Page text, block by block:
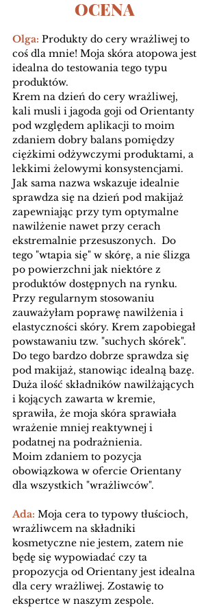
OCENA
Olga: Produkty do cery wrażliwej to
coś dla mnie! Moja skóra atopowa jest
idealna do testowania tego typu
produktów.
Krem na dzień do cery wrażliwej,
kali musli i jagoda goji od Orientanty
pod względem aplikacji to moim
zdaniem dobry balans pomiędzy
ciężkimi odżywczymi produktami, a
lekkimi żelowymi konsystencjami.
Jak sama nazwa wskazuje idealnie
sprawdza się na dzień pod makijaż
zapewniając przy tym optymalne
nawilżenie nawet przy cerach
ekstremalnie przesuszonych.  Do
tego "wtapia się" w skórę, a nie ślizga
po powierzchni jak niektóre z
produktów dostępnych na rynku.
Przy regularnym stosowaniu
zauważyłam poprawę nawilżenia i
elastyczności skóry. Krem zapobiegał
powstawaniu tzw. "suchych skórek".
Do tego bardzo dobrze sprawdza się
pod makijaż, stanowiąc idealną bazę.
Duża ilość składników nawilżających
i kojących zawarta w kremie,
sprawiła, że moja skóra sprawiała
wrażenie mniej reaktywnej i
podatnej na podrażnienia.
Moim zdaniem to pozycja
obowiązkowa w ofercie Orientany
dla wszystkich "wrażliwców".
Ada: Moja cera to typowy tłuścioch,
wrażliwcem na składniki
kosmetyczne nie jestem, zatem nie
będę się wypowiadać czy ta
propozycja od Orientany jest idealna
dla cery wrażliwej. Zostawię to
ekspertce w naszym zespole.